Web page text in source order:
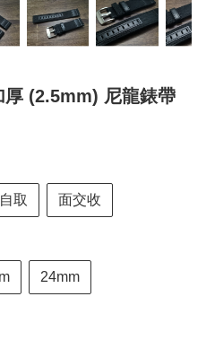
(2.5mm) 尼龍錶帶
取 面交收
24mm